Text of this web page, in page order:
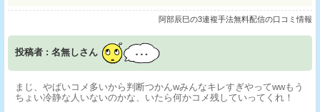
阿部辰巳の3連複手法無料配信の口コミ情報
投稿者 : 名無しさん
まじ、やばいコメ多いから判断つかんwみんなキレすぎやってwwもう
ちょい冷静な人いないのかな、いたら何かコメ残していってくれ！